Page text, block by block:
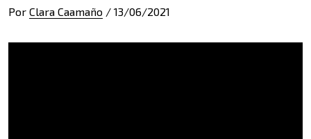
Por Clara Caamaño / 13/06/2021